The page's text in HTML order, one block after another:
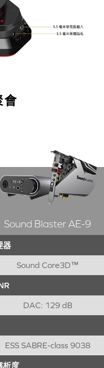
會
Sound Blaster AE-9
器
Sound Core3D™
DAC: 129 dB
ESS SABRE-class 9038
析度